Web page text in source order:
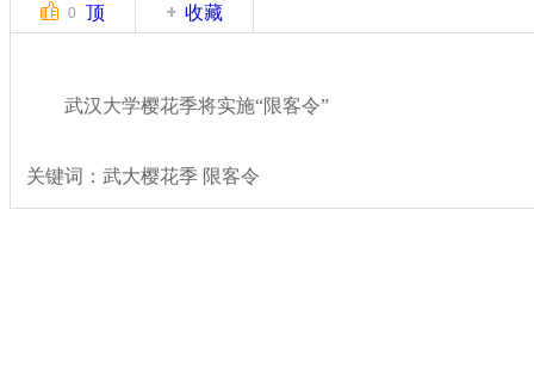
0 顶 收藏
武汉大学樱花季将实施“限客令”
关键词：武大樱花季 限客令